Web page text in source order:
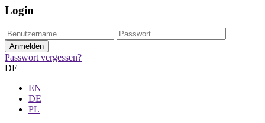
Login
Passwort vergessen?
DE
EN
DE
PL